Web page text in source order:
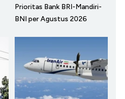
Prioritas Bank BRI-Mandiri-
BNI per Agustus 2026